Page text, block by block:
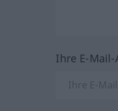
Ihre E-